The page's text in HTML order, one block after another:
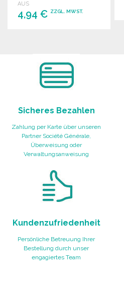
AUS
4,94 € ZZGL. MWST.
Sicheres Bezahlen
Zahlung per Karte über unseren
Partner Société Générale,
Überweisung oder
Verwaltungsanweisung
Kundenzufriedenheit
Persönliche Betreuung Ihrer
Bestellung durch unser
engagiertes Team